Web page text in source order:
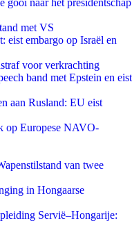
gooi naar het presidentschap
met VS
eist embargo op Israël en
voor verkrachting
band met Epstein en eist
aan Rusland: EU eist
op Europese NAVO-
van twee
in Hongaarse
Servië–Hongarije: